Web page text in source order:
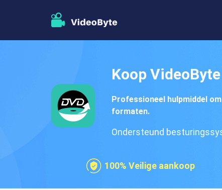
Koop
Professioneel hulpmiddel
formaten.
Ondersteund
100% Veilige aankoop